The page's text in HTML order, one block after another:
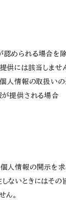
められる場合
供には該当しませ
人情報の取扱
が提供される場合
人情報の開示を
いときにはその
ん。